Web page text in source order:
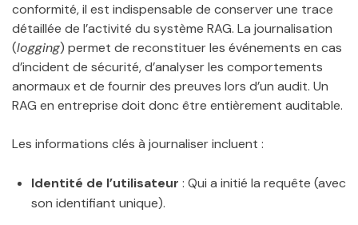
conformité, il est indispensable de conserver une trace
détaillée de l’activité du système RAG. La journalisation
(logging) permet de reconstituer les événements en cas
d’incident de sécurité, d’analyser les comportements
anormaux et de fournir des preuves lors d’un audit. Un
RAG en entreprise doit donc être entièrement auditable.
Les informations clés à journaliser incluent :
Identité de l’utilisateur : Qui a initié la requête (avec
son identifiant unique).